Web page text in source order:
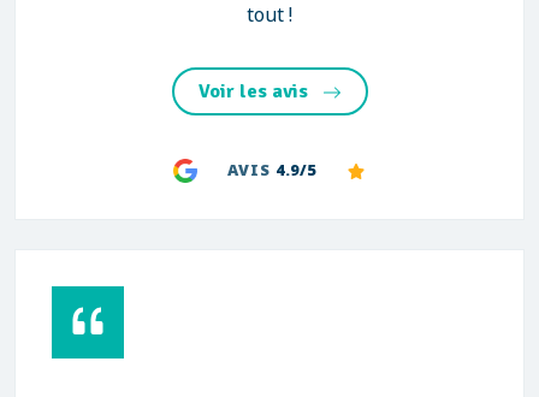
tout !
Voir les avis
AVIS 4.9/5